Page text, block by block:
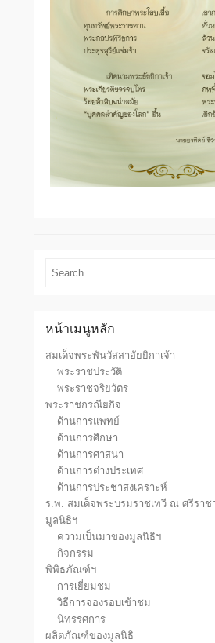
Search
หน้าเมนูหลัก
สมเด็จพระพันวัสสาอัยยิกาเจ้า
พระราชประวัติ
พระราชจริยวัตร
พระราชกรณียกิจ
ด้านการแพทย์
ด้านการศึกษา
ด้านการศาสนา
ด้านการต่างประเทศ
ด้านการประชาสงเคราะห์
ร.พ. สมเด็จพระบรมราชเทวี ณ ศรีราช
มูลนิธิฯ
ความเป็นมาของมูลนิธิฯ
กิจกรรม
พิพิธภัณฑ์ฯ
การเยี่ยมชม
วิธีการจองรอบเข้าชม
นิทรรศการ
ผลิตภัณฑ์ของมูลนิธิ